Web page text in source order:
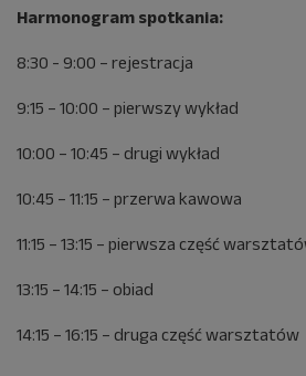
Harmonogram spotkania:
8:30 - 9:00 – rejestracja
9:15 – 10:00 – pierwszy wykład
10:00 – 10:45 – drugi wykład
10:45 – 11:15 – przerwa kawowa
11:15 – 13:15 – pierwsza część
13:15 – 14:15 – obiad
14:15 – 16:15 – druga część warsztatów